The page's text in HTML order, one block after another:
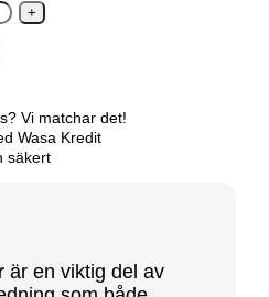
Vi matchar det!
Wasa Kredit
säkert
är en viktig del av